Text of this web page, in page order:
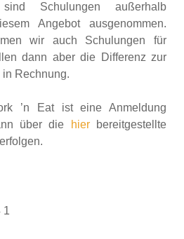
Schulungen außerhalb
Angebot ausgenommen.
wir auch Schulungen für
dann aber die Differenz zur
Rechnung.
’n Eat ist eine Anmeldung
über die
hierbereitgestellte
1